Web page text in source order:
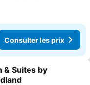
Consulter les prix
à mes favoris
& Suites by